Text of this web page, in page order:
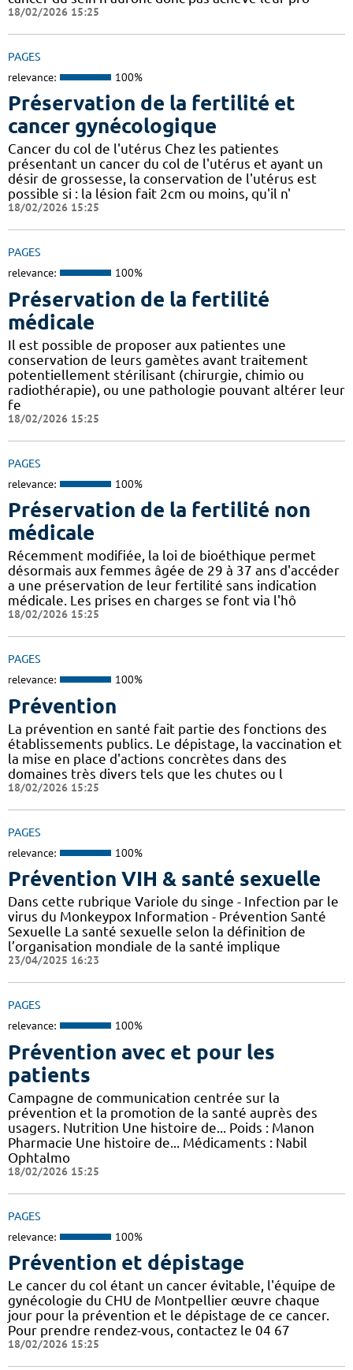
18/02/2026 15:25
PAGES
relevance: 100%
Préservation de la fertilité et
cancer gynécologique
Cancer du col de l'utérus Chez les patientes
présentant un cancer du col de l'utérus et ayant un
désir de grossesse, la conservation de l'utérus est
possible si : la lésion fait 2cm ou moins, qu'il n'
18/02/2026 15:25
PAGES
relevance: 100%
Préservation de la fertilité
médicale
Il est possible de proposer aux patientes une
conservation de leurs gamètes avant traitement
potentiellement stérilisant (chirurgie, chimio ou
radiothérapie), ou une pathologie pouvant altérer leur
fe
18/02/2026 15:25
PAGES
relevance: 100%
Préservation de la fertilité non
médicale
Récemment modifiée, la loi de bioéthique permet
désormais aux femmes âgée de 29 à 37 ans d'accéder
a une préservation de leur fertilité sans indication
médicale. Les prises en charges se font via l'hô
18/02/2026 15:25
PAGES
relevance: 100%
Prévention
La prévention en santé fait partie des fonctions des
établissements publics. Le dépistage, la vaccination et
la mise en place d'actions concrètes dans des
domaines très divers tels que les chutes ou l
18/02/2026 15:25
PAGES
relevance: 100%
Prévention VIH & santé sexuelle
Dans cette rubrique Variole du singe - Infection par le
virus du Monkeypox Information - Prévention Santé
Sexuelle La santé sexuelle selon la définition de
l’organisation mondiale de la santé implique
23/04/2025 16:23
PAGES
relevance: 100%
Prévention avec et pour les
patients
Campagne de communication centrée sur la
prévention et la promotion de la santé auprès des
usagers. Nutrition Une histoire de... Poids : Manon
Pharmacie Une histoire de... Médicaments : Nabil
Ophtalmo
18/02/2026 15:25
PAGES
relevance: 100%
Prévention et dépistage
Le cancer du col étant un cancer évitable, l'équipe de
gynécologie du CHU de Montpellier œuvre chaque
jour pour la prévention et le dépistage de ce cancer.
Pour prendre rendez-vous, contactez le 04 67
18/02/2026 15:25